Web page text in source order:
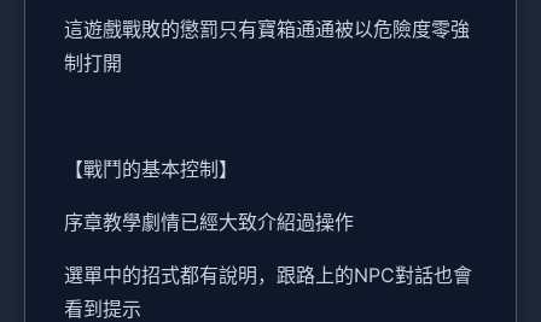
這遊戲戰敗的懲罰只有寶箱通通被以危險度零強
制打開
【戰鬥的基本控制】
序章教學劇情已經大致介紹過操作
選單中的招式都有說明，跟路上的NPC對話也會
看到提示